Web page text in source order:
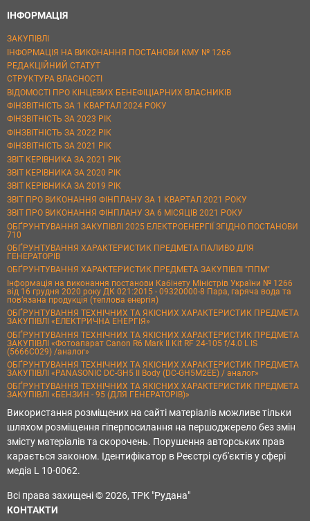
ІНФОРМАЦІЯ
ЗАКУПІВЛІ
ІНФОРМАЦІЯ НА ВИКОНАННЯ ПОСТАНОВИ КМУ № 1266
РЕДАКЦІЙНИЙ СТАТУТ
СТРУКТУРА ВЛАСНОСТІ
ВІДОМОСТІ ПРО КІНЦЕВИХ БЕНЕФІЦІАРНИХ ВЛАСНИКІВ
ФІНЗВІТНІСТЬ ЗА 1 КВАРТАЛ 2024 РОКУ
ФІНЗВІТНІСТЬ ЗА 2023 РІК
ФІНЗВІТНІСТЬ ЗА 2022 РІК
ФІНЗВІТНІСТЬ ЗА 2021 РІК
ЗВІТ КЕРІВНИКА ЗА 2021 РІК
ЗВІТ КЕРІВНИКА ЗА 2020 РІК
ЗВІТ КЕРІВНИКА ЗА 2019 РІК
ЗВІТ ПРО ВИКОНАННЯ ФІНПЛАНУ ЗА 1 КВАРТАЛ 2021 РОКУ
ЗВІТ ПРО ВИКОНАННЯ ФІНПЛАНУ ЗА 6 МІСЯЦІВ 2021 РОКУ
ОБҐРУНТУВАННЯ ЗАКУПІВЛІ 2025 ЕЛЕКТРОЕНЕРГІЇ ЗГІДНО ПОСТАНОВИ
710
ОБҐРУНТУВАННЯ ХАРАКТЕРИСТИК ПРЕДМЕТА ПАЛИВО ДЛЯ
ГЕНЕРАТОРІВ
ОБҐРУНТУВАННЯ ХАРАКТЕРИСТИК ПРЕДМЕТА ЗАКУПІВЛІ "ППМ"
Інформація на виконання постанови Кабінету Міністрів України № 1266
від 16 грудня 2020 року ДК 021:2015 - 09320000-8 Пара, гаряча вода та
пов’язана продукція (теплова енергія)
ОБҐРУНТУВАННЯ ТЕХНІЧНИХ ТА ЯКІСНИХ ХАРАКТЕРИСТИК ПРЕДМЕТА
ЗАКУПІВЛІ «ЕЛЕКТРИЧНА ЕНЕРГІЯ»
ОБҐРУНТУВАННЯ ТЕХНІЧНИХ ТА ЯКІСНИХ ХАРАКТЕРИСТИК ПРЕДМЕТА
ЗАКУПІВЛІ «Фотоапарат Canon R6 Mark II Kit RF 24-105 f/4.0 L IS
(5666C029) /аналог»
ОБҐРУНТУВАННЯ ТЕХНІЧНИХ ТА ЯКІСНИХ ХАРАКТЕРИСТИК ПРЕДМЕТА
ЗАКУПІВЛІ «PANASONIC DC-GH5 II Body (DC-GH5M2EE) / аналог»
ОБҐРУНТУВАННЯ ТЕХНІЧНИХ ТА ЯКІСНИХ ХАРАКТЕРИСТИК ПРЕДМЕТА
ЗАКУПІВЛІ «БЕНЗИН - 95 (ДЛЯ ГЕНЕРАТОРІВ)»
Використання розміщених на сайті матеріалів можливе тільки
шляхом розміщення гіперпосилання на першоджерело без змін
змісту матеріалів та скорочень. Порушення авторських прав
карається законом. Ідентифікатор в Реєстрі суб'єктів у сфері
медіа L 10-0062.
Всі права захищені © 2026, ТРК "Рудана"
КОНТАКТИ